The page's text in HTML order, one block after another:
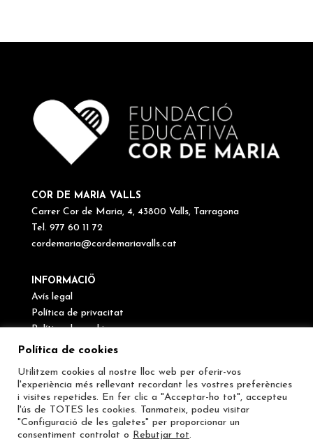
COR DE MARIA VALLS
Carrer Cor de Maria, 4, 43800 Valls, Tarragona
Tel. 977 60 11 72
cordemaria@cordemariavalls.cat
INFORMACIÖ
Avís legal
Política de privacitat
Política de cookies
Canal de denúncies
SEGUEIX-NOS
Política de cookies
Utilitzem cookies al nostre lloc web per oferir-vos
l'experiència més rellevant recordant les vostres preferències
i visites repetides. En fer clic a "Acceptar-ho tot", accepteu
l'ús de TOTES les cookies. Tanmateix, podeu visitar
"Configuració de les galetes" per proporcionar un
consentiment controlat o Rebutjar tot.